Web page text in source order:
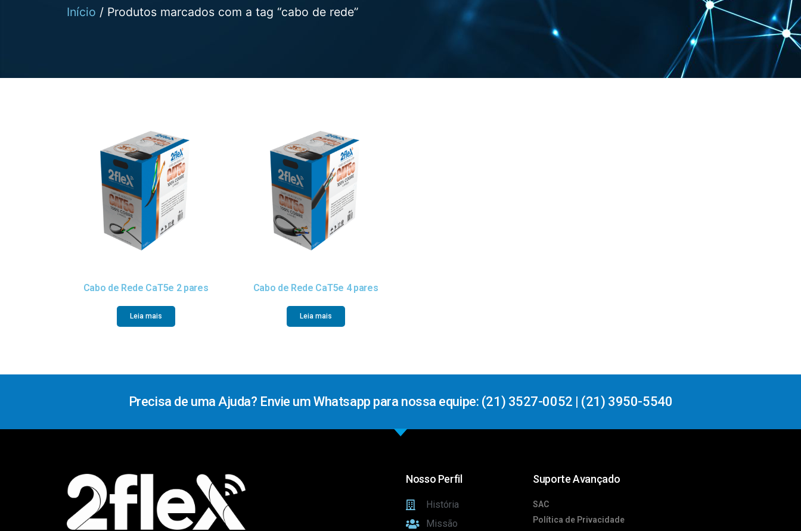
Início / Produtos marcados com a tag “cabo de rede”
Cabo de Rede CaT5e 2 pares
Leia mais
Cabo de Rede CaT5e 4 pares
Leia mais
Precisa de uma Ajuda? Envie um Whatsapp para nossa equipe: (21) 3527-0052 | (21) 3950-5540
Nosso Perfil
História
Missão
Suporte Avançado
SAC
Política de Privacidade